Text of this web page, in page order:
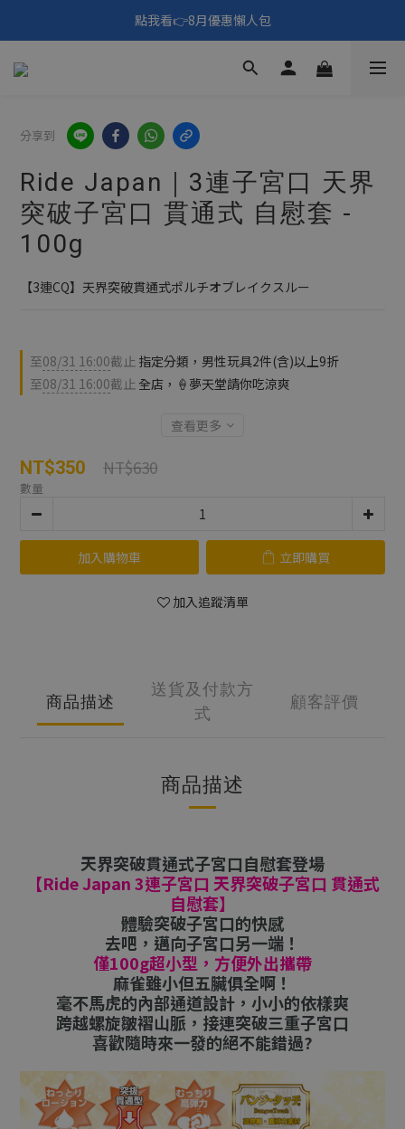
🎑《仲夏夜之淫夢》野獸先輩主題展！🙌點我看活動內容🙌
點我看👉8月優惠懶人包
填寫問券拿 69元折扣🧧
分享到
Ride Japan｜3連子宮口 天界
突破子宮口 貫通式 自慰套 -
100g
【3連CQ】天界突破貫通式ポルチオブレイクスルー
至08/31 16:00截止 指定分類，男性玩具2件(含)以上9折
至08/31 16:00截止 全店，🍦夢天堂請你吃涼爽
查看更多
NT$350 NT$630
數量
加入購物車 立即購買
加入追蹤清單
商品描述
送貨及付款方
式
顧客評價
商品描述
天界突破貫通式子宮口自慰套登場
【Ride Japan 3連子宮口 天界突破子宮口 貫通式
自慰套】
體驗突破子宮口的快感
去吧，邁向子宮口另一端！
僅100g超小型，方便外出攜帶
麻雀雖小但五臟俱全啊！
毫不馬虎的內部通道設計，小小的依樣爽
跨越螺旋皺褶山脈，接連突破三重子宮口
喜歡隨時來一發的絕不能錯過?